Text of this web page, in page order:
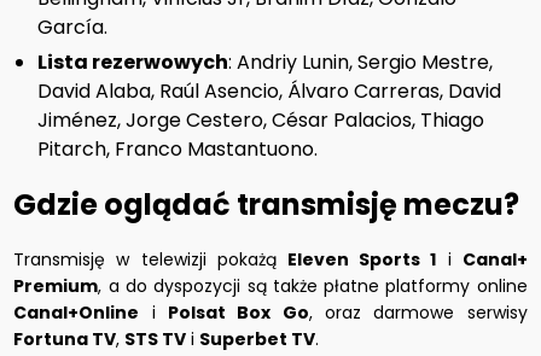
García.
Lista rezerwowych: Andriy Lunin, Sergio Mestre,
David Alaba, Raúl Asencio, Álvaro Carreras, David
Jiménez, Jorge Cestero, César Palacios, Thiago
Pitarch, Franco Mastantuono.
Gdzie oglądać transmisję meczu?
Transmisję w telewizji pokażą Eleven Sports 1 i Canal+
Premium, a do dyspozycji są także płatne platformy online
Canal+Online i Polsat Box Go, oraz darmowe serwisy
Fortuna TV, STS TV i Superbet TV.